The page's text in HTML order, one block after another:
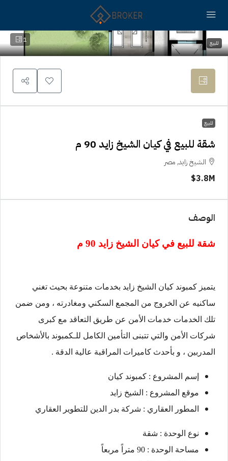
1 للبيع
للبيع
شقة للبيع في كيان الشيخ زايد 90 م
الشيخ زايد, مصر
3.8M$
الوصف
شقة للبيع فيكيان الشيخ زايد
يتميز كمبوند كيان الشيخ زايد بخدمات متنوعة بحيث تغني
ساكنيه عن الخروج من المجمع السكني ومغادرته ، ومن ضمن
تلك الخدمات خدمات الأمن عن طريق التعاقد مع كبرى
شركات الأمن والتي تتبنى التأمين الكامل للـكمبوند بالأشخاص
المدربين ، و بأحدث كاميرات المراقبة عالية الدقة .
إسم المشروع : كمبوند كيان
موقع المشروع : الشيخ زايد
المطور العقاري : شركة بدر الدين للتطوير العقاري
نوع الوحدة : شقة
مساحة الوحدة : 90 متراً مربعاً